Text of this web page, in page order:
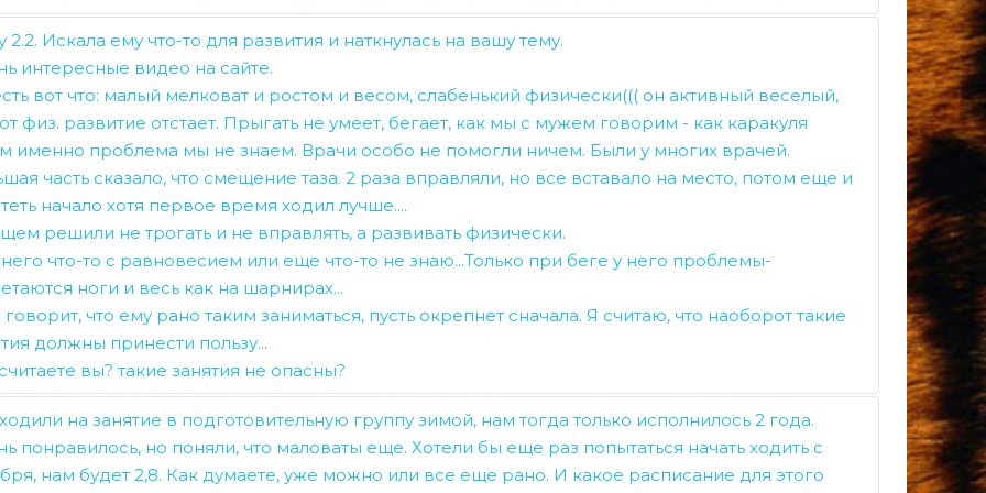
– это обязанность для ребёнка. Приобретя ему кимоно, Вы даёте понять, что обратной
нет, он стал каратистом.
– Вы можете использовать приобретение кимоно, как внешнюю мотивацию. «Будешь
- приобретём кимоно».
– кимоно бывает нескольких видов. Присмотритесь, какое удобней Вашему ребёнку? В-
– размер. Длина куртки, рукавов, штанов должны соответствовать стилю, которым
Ваш ребёнок. В разных стилях каратэ требования к размерности тоже разные (разный
всего купить кимоно у тренера или попросить его подсказки.
за одно занятия у нас невозможна. Если ваш ребенок будет нарушать дисциплину, то мы
его научим правилам поведения в спортивном зале.
.За мою многолетнюю практику преподавания такой вопрос задавался
Я отказываю родителям платить по занятиям. За одно занятие невозможно научить
дисциплине и порядку. Мало того, некоторых этому не научишь никогда. Не потому, что мы
Потому что не хотят этого сами родители. К тому же, у нас может не совпадать понятие о
и порядке. Я учу порядку и правилам, не заставляя ребенка, а создавая условия для
дисциплины. Это сложный и длительный процесс, требуется терпение и выдержка.
проще, но это не будет системой обучения - это будет натаскиванием в угоду
родителям.
уважаемые родители, не ждите быстрых результатов. И еще совет: не спешите ставить
в рамки дисциплины и порядка. Он еще не понимает, что это такое. И не путайте
ребенка с «удобностью». Вы же не хотите, чтоб Ваш ребенок был удобным для всех.
2.2. Искала ему что-то для развития и наткнулась на вашу тему.
интересные видео на сайте.
вот что: малый мелковат и ростом и весом, слабенький физически((( он активный веселый,
физ. развитие отстает. Прыгать не умеет, бегает, как мы с мужем говорим - как каракуля
именно проблема мы не знаем. Врачи особо не помогли ничем. Были у многих врачей.
часть сказало, что смещение таза. 2 раза вправляли, но все вставало на место, потом еще и
начало хотя первое время ходил лучше....
решили не трогать и не вправлять, а развивать физически.
что-то с равновесием или еще что-то не знаю...Только при беге у него проблемы-
ноги и весь как на шарнирах...
что ему рано таким заниматься, пусть окрепнет сначала. Я считаю, что наоборот такие
должны принести пользу...
вы? такие занятия не опасны?
с того, что ребенку всего лишь 2,2 года. А к нему уже предъявляются такие высокие
и претензии. Не так бегаешь, не так растешь, не так прыгаешь… А как надо расти? Какие
для него придумали родители? Врачей я понимаю, ответили, как говорится «на отъебись».
на занятие в подготовительную группу зимой, нам тогда только исполнилось 2 года.
понравилось, но поняли, что маловаты еще. Хотели бы еще раз попытаться начать ходить с
нам будет 2,8. Как думаете, уже можно или все еще рано. И какое расписание для этого